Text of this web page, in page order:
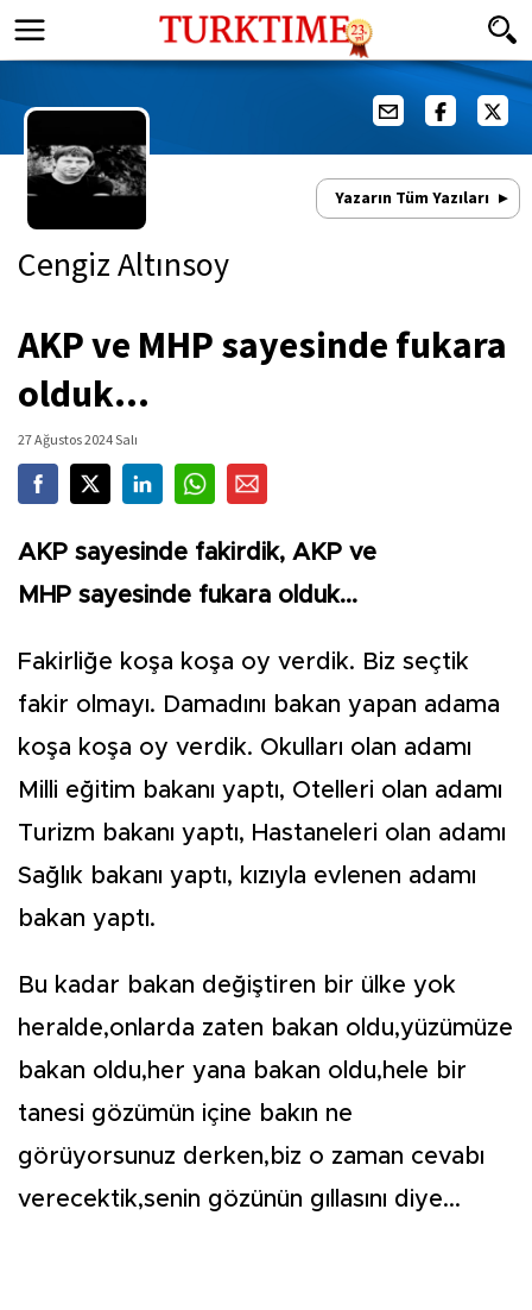
Yazarın Tüm Yazıları
Cengiz Altınsoy
AKP ve MHP sayesinde fukara
olduk...
27 Ağustos 2024 Salı
AKP sayesinde fakirdik, AKP ve
MHP sayesinde fukara olduk...
Fakirliğe koşa koşa oy verdik. Biz seçtik
fakir olmayı. Damadını bakan yapan adama
koşa koşa oy verdik. Okulları olan adamı
Milli eğitim bakanı yaptı, Otelleri olan adamı
Turizm bakanı yaptı, Hastaneleri olan adamı
Sağlık bakanı yaptı, kızıyla evlenen adamı
bakan yaptı.
Bu kadar bakan değiştiren bir ülke yok
heralde,onlarda zaten bakan oldu,yüzümüze
bakan oldu,her yana bakan oldu,hele bir
tanesi gözümün içine bakın ne
görüyorsunuz derken,biz o zaman cevabı
verecektik,senin gözünün gıllasını diye...